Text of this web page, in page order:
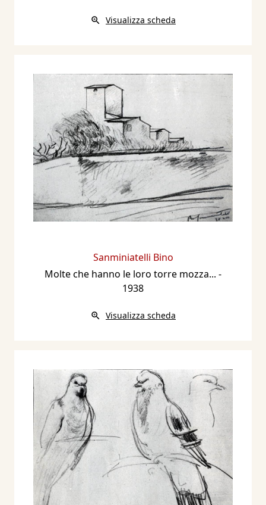
Visualizza scheda
Sanminiatelli Bino
Molte che hanno le loro torre mozza... -
1938
Visualizza scheda